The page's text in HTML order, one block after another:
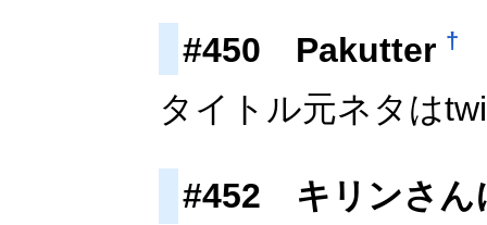
#450 Pakutter †
タイトル元ネタは
#452 キリンさん